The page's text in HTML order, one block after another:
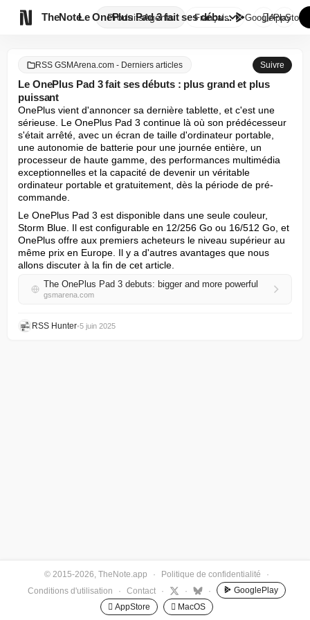
TheNote ProduitsAgents
Le OnePlus Pad 3 fait ses débu...
Français GooglePlay
AppStore
RSS GSMArena.com - Derniers articles Suivre
Le OnePlus Pad 3 fait ses débuts : plus grand et plus
puissant
OnePlus vient d'annoncer sa dernière tablette, et c'est une
sérieuse. Le OnePlus Pad 3 continue là où son prédécesseur
s'était arrêté, avec un écran de taille d'ordinateur portable,
une autonomie de batterie pour une journée entière, un
processeur de haute gamme, des performances multimédia
exceptionnelles et la capacité de devenir un véritable
ordinateur portable et gratuitement, dès la période de pré-
commande.
Le OnePlus Pad 3 est disponible dans une seule couleur,
Storm Blue. Il est configurable en 12/256 Go ou 16/512 Go, et
OnePlus offre aux premiers acheteurs le niveau supérieur au
même prix en Europe. Il y a d'autres avantages que nous
allons discuter à la fin de cet article.
The OnePlus Pad 3 debuts: bigger and more powerful
gsmarena.com
RSS Hunter•5 juin 2025
© 2015-2026, TheNote.app · Politique de confidentialité
·
Conditions d'utilisation
· Contact · · ·
GooglePlay
 AppStore
 MacOS